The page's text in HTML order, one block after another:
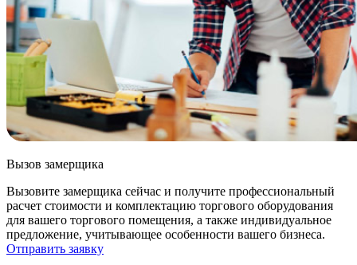
Вызов замерщика
Вызовите замерщика сейчас и получите профессиональный
расчет стоимости и комплектацию торгового оборудования
для вашего торгового помещения, а также индивидуальное
предложение, учитывающее особенности вашего бизнеса.
Отправить заявку